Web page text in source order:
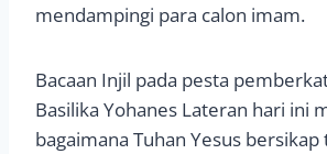
mendampingi para calon imam.
Bacaan Injil pada pesta
Basilika Yohanes Lateran hari ini
bagaimana Tuhan Yesus bersikap